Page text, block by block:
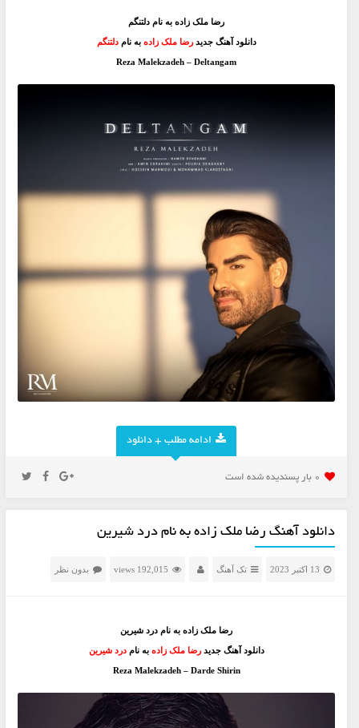
رضا ملک زاده به نام دلتنگم
دانلود آهنگ جدید رضا ملک زاده به نامدلتنگم
Reza Malekzadeh – Deltangam
ادامه مطلب + دانلود
0 بار پسنديده شده است
دانلود آهنگ رضا ملک زاده به نام درد شیرین
13 اکتبر 2023 تک آهنگ 192,015 views بدون نظر
رضا ملک زاده به نام درد شیرین
دانلود آهنگ جدید رضا ملک زاده به نامدرد شیرین
Reza Malekzadeh – Darde Shirin